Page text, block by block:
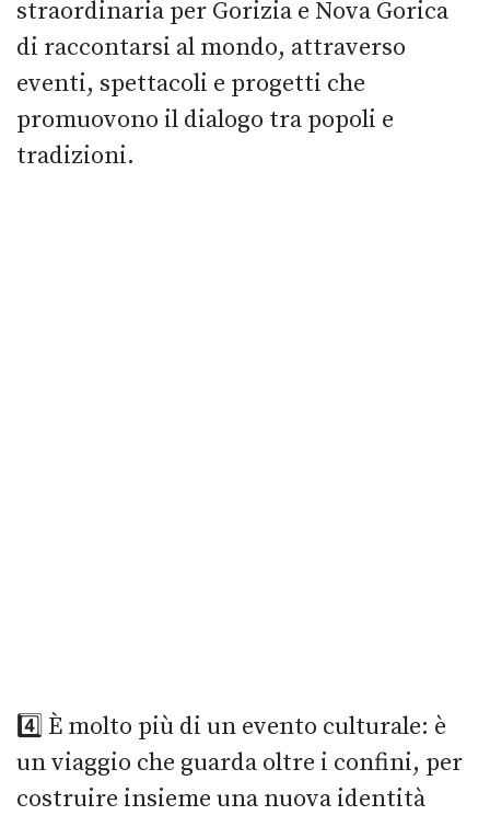
straordinaria per Gorizia e Nova Gorica
di raccontarsi al mondo, attraverso
eventi, spettacoli e progetti che
promuovono il dialogo tra popoli e
tradizioni.
4️⃣ È molto più di un evento culturale: è
un viaggio che guarda oltre i confini, per
costruire insieme una nuova identità